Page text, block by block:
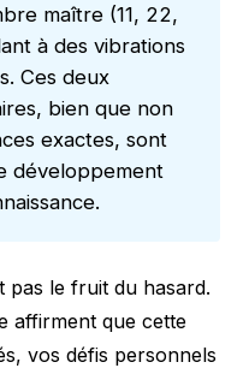
maître (11, 22,
à des vibrations
Ces deux
bien que non
exactes, sont
développement
pas le fruit du hasard.
affirment que cette
vos défis personnels